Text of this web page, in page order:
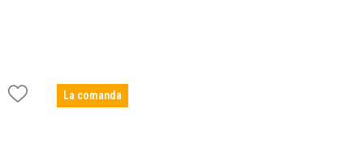
La comanda